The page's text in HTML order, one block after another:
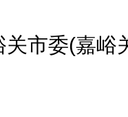
委(嘉峪